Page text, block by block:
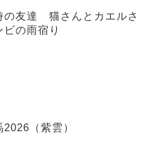
の友達 猫さんとカエルさ
ビの雨宿り
（紫雲）